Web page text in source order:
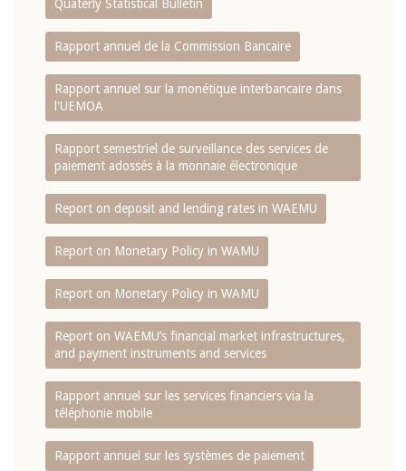
Quaterly Statistical Bulletin
Rapport annuel de la Commission Bancaire
Rapport annuel sur la monétique interbancaire dans
l'UEMOA
Rapport semestriel de surveillance des services de
paiement adossés à la monnaie électronique
Report on deposit and lending rates in WAEMU
Report on Monetary Policy in WAMU
Report on Monetary Policy in WAMU
Report on WAEMU’s financial market infrastructures,
and payment instruments and services
Rapport annuel sur les services financiers via la
téléphonie mobile
Rapport annuel sur les systèmes de paiement